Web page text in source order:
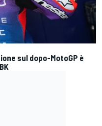
sul dopo-MotoGP è